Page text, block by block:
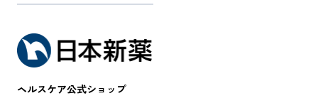
ヘルスケア公式ショップ